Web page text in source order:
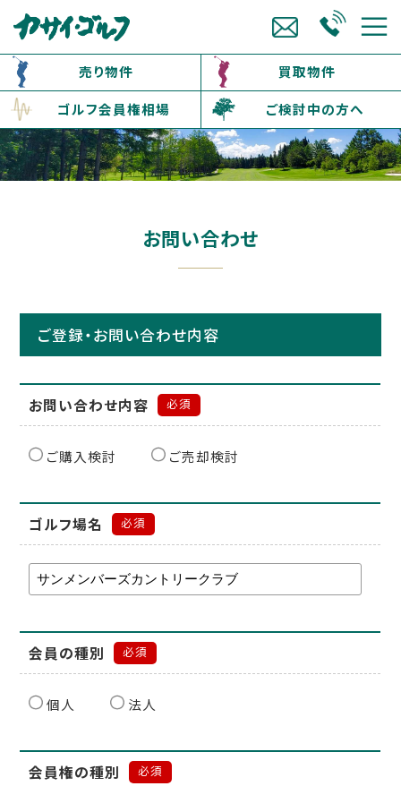
売り物件
買取物件
ゴルフ会員権相場
ご検討中の方へ
お問い合わせ
ご登録・お問い合わせ内容
お問い合わせ内容 必須
ご購入検討 ご売却検討
ゴルフ場名 必須
会員の種別 必須
個人 法人
会員権の種別 必須